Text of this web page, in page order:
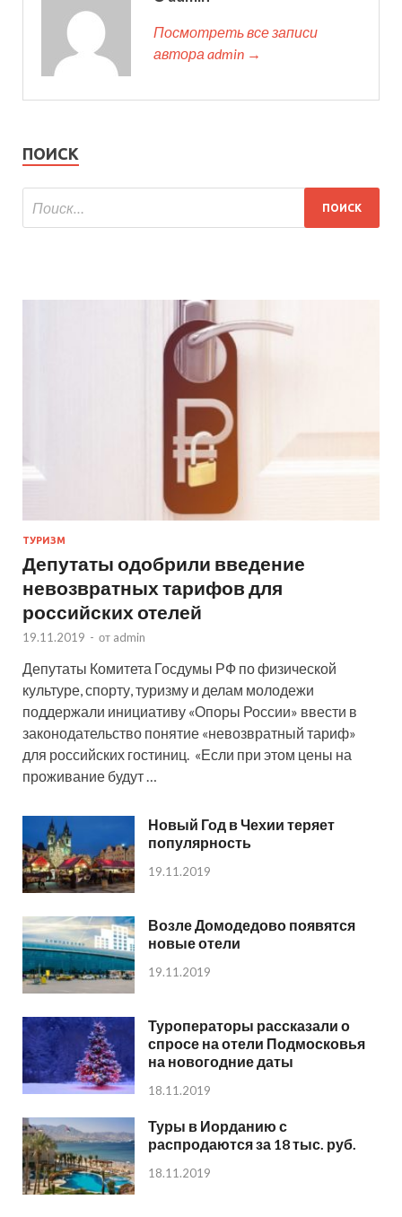
Посмотреть все записи
автора admin →
ПОИСК
ТУРИЗМ
Депутаты одобрили введение
невозвратных тарифов для
российских отелей
19.11.2019 - от admin
Депутаты Комитета Госдумы РФ по физической
культуре, спорту, туризму и делам молодежи
поддержали инициативу «Опоры России» ввести в
законодательство понятие «невозвратный тариф»
для российских гостиниц. «Если при этом цены на
проживание будут …
Новый Год в Чехии теряет
популярность
19.11.2019
Возле Домодедово появятся
новые отели
19.11.2019
Туроператоры рассказали о
спросе на отели Подмосковья
на новогодние даты
18.11.2019
Туры в Иорданию с
распродаются за 18 тыс. руб.
18.11.2019